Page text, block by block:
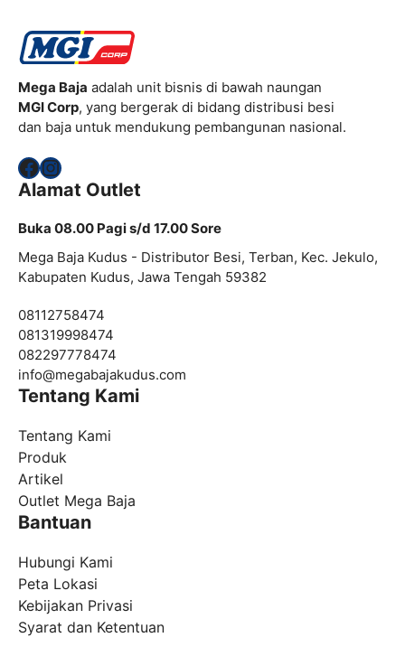
Mega Baja adalah unit bisnis di bawah naungan
MGI Corp, yang bergerak di bidang distribusi besi
dan baja untuk mendukung pembangunan nasional.
Facebook
Instagram
Alamat Outlet
Buka 08.00 Pagi s/d 17.00 Sore
Mega Baja Kudus - Distributor Besi, Terban, Kec. Jekulo,
Kabupaten Kudus, Jawa Tengah 59382
08112758474
081319998474
082297778474
info@megabajakudus.com
Tentang Kami
Tentang Kami
Produk
Artikel
Outlet Mega Baja
Bantuan
Hubungi Kami
Peta Lokasi
Kebijakan Privasi
Syarat dan Ketentuan